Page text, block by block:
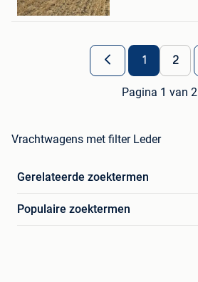
Saint-Symphorien
1 2
Pagina 1 van 2
Vrachtwagens met filter Leder
Gerelateerde zoektermen
Populaire zoektermen